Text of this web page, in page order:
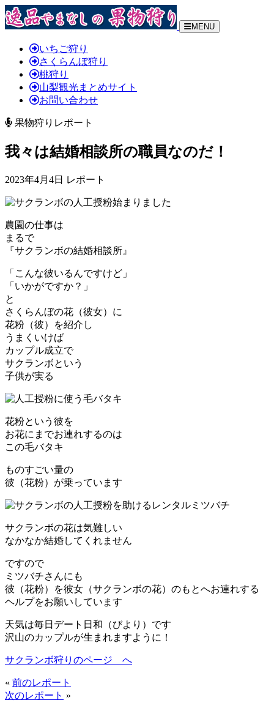
MENU
いちご狩り
さくらんぼ狩り
桃狩り
山梨観光まとめサイト
お問い合わせ
果物狩りレポート
我々は結婚相談所の職員なのだ！
2023年4月4日 レポート
農園の仕事は
まるで
『サクランボの結婚相談所』
「こんな彼いるんですけど」
「いかがですか？」
と
さくらんぼの花（彼女）に
花粉（彼）を紹介し
うまくいけば
カップル成立で
サクランボという
子供が実る
花粉という彼を
お花にまでお連れするのは
この毛バタキ
ものすごい量の
彼（花粉）が乗っています
サクランボの花は気難しい
なかなか結婚してくれません
ですので
ミツバチさんにも
彼（花粉）を彼女（サクランボの花）のもとへお連れする
ヘルプをお願いしています
天気は毎日デート日和（びより）です
沢山のカップルが生まれますように！
サクランボ狩りのページ へ
« 前のレポート
次のレポート »